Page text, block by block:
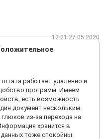
12:21 27.05.2020
работает удаленно и
программ. Имеем
есть возможность
документ нескольким
из-за перехода на
хранится в
данных тоже спокойны.